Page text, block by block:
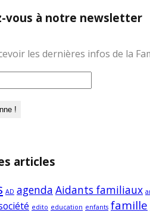
vous à notre newsletter
les dernières infos de la
articles
AD agenda Aidants familiaux
edito education enfants famille